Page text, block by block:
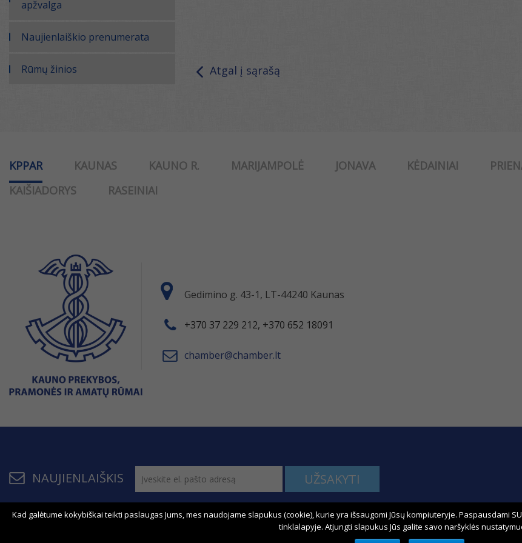
apžvalga
Naujienlaiškio prenumerata
Rūmų žinios Atgal į sąrašą
KPPAR KAUNAS KAUNO R. MARIJAMPOLĖ JONAVA KĖDAINIAI
KAIŠIADORYS
RASEINIAI
Gedimino g. 43-1, LT-44240 Kaunas
+370 37 229 212, +370 652 18091
chamber@chamber.lt
NAUJIENLAIŠKIS UŽSAKYTI
© 2011 - 2026, KPPAR . Visos teisės saugomos.
Bendraukime:
Kad galėtume kokybiškai teikti paslaugas Jums, mes naudojame slapukus (cookie), kurie yra išsaugomi Jūsų kompiuteryje. Paspausdami
tinklalapyje. Atjungti slapukus Jūs galite savo naršyklės